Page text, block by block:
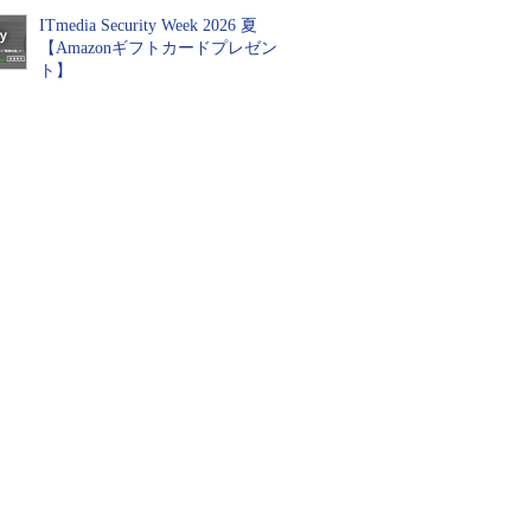
ITmedia Security Week 2026 夏
【Amazonギフトカードプレゼン
ト】